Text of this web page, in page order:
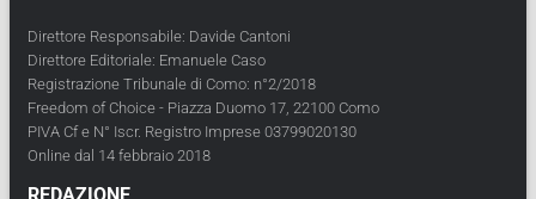
Direttore Responsabile: Davide Cantoni
Direttore Editoriale: Emanuele Caso
Registrazione Tribunale di Como: n°2/2018
Freedom of Choice - Piazza Duomo 17, 22100 Como
PIVA Cf e N° Iscr. Registro Imprese 03799020130
Online dal 14 febbraio 2018
REDAZIONE